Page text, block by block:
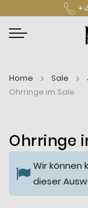
Home Sale
Ohrringe im Sale
Ohrringe
Wir können
dieser